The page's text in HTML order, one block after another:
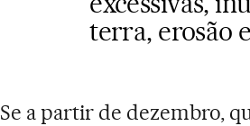
terra, erosão
Se a partir de dezembro,